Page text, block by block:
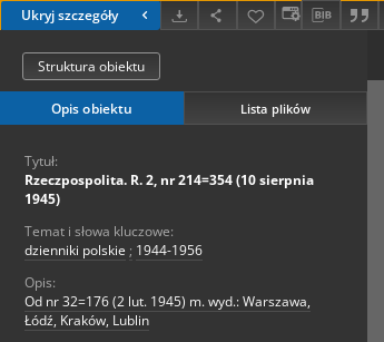
Ukryj szczegóły
Struktura obiektu
Opis obiektu Lista plików
Tytuł:
Rzeczpospolita. R. 2, nr 214=354 (10 sierpnia
1945)
Temat i słowa kluczowe:
dzienniki polskie ; 1944-1956
Opis:
Od nr 32=176 (2 lut. 1945) m. wyd.: Warszawa,
Łódź, Kraków, Lublin